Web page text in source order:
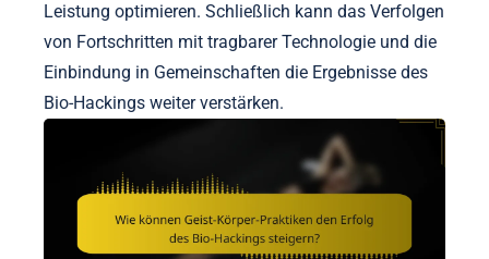
Leistung optimieren. Schließlich kann das Verfolgen
von Fortschritten mit tragbarer Technologie und die
Einbindung in Gemeinschaften die Ergebnisse des
Bio-Hackings weiter verstärken.